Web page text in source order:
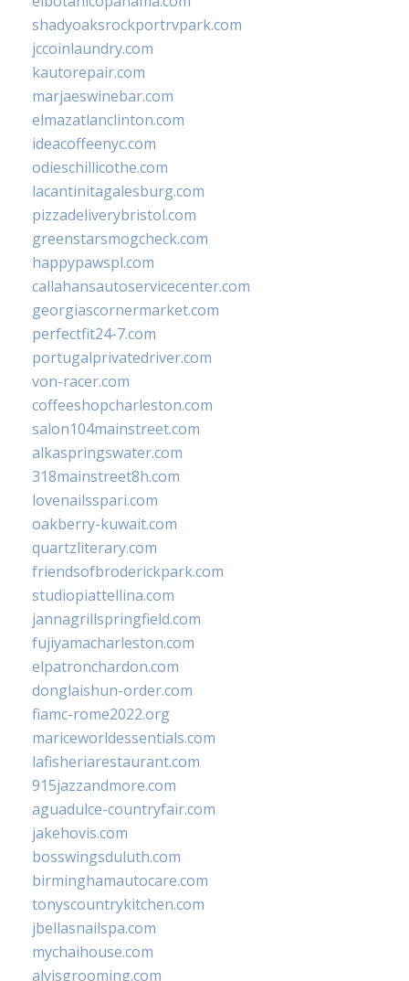
shadyoaksrockportrvpark.com
jccoinlaundry.com
kautorepair.com
marjaeswinebar.com
elmazatlanclinton.com
ideacoffeenyc.com
odieschillicothe.com
lacantinitagalesburg.com
pizzadeliverybristol.com
greenstarsmogcheck.com
happypawspl.com
callahansautoservicecenter.com
georgiascornermarket.com
perfectfit24-7.com
portugalprivatedriver.com
von-racer.com
coffeeshopcharleston.com
salon104mainstreet.com
alkaspringswater.com
318mainstreet8h.com
lovenailsspari.com
oakberry-kuwait.com
quartzliterary.com
friendsofbroderickpark.com
studiopiattellina.com
jannagrillspringfield.com
fujiyamacharleston.com
elpatronchardon.com
donglaishun-order.com
fiamc-rome2022.org
mariceworldessentials.com
lafisheriarestaurant.com
915jazzandmore.com
aguadulce-countryfair.com
jakehovis.com
bosswingsduluth.com
birminghamautocare.com
tonyscountrykitchen.com
jbellasnailspa.com
mychaihouse.com
alvisgrooming.com